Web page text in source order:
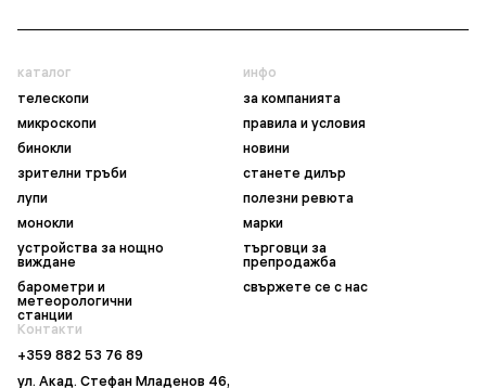
каталог
телескопи
микроскопи
бинокли
зрителни тръби
лупи
монокли
устройства за нощно
виждане
барометри и
метеорологични
станции
инфо
за компанията
правила и условия
новини
станете дилър
полезни ревюта
марки
търговци за
препродажба
свържете се с нас
Контакти
+359 882 53 76 89
ул. Акад. Стефан Младенов 46,